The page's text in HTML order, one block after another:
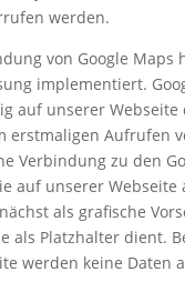
werden.
von Google Maps
implementiert.
auf unserer Webseite
erstmaligen Aufrufen
Verbindung zu den
auf unserer Webseite
als grafische
als Platzhalter dient.
werden keine Daten